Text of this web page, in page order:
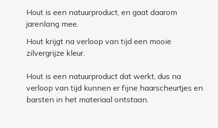
Hout is een natuurproduct, en gaat daarom
jarenlang mee.
Hout krijgt na verloop van tijd een mooie
zilvergrijze kleur.
Hout is een natuurproduct dat werkt, dus na
verloop van tijd kunnen er fijne haarscheurtjes en
barsten in het materiaal ontstaan.